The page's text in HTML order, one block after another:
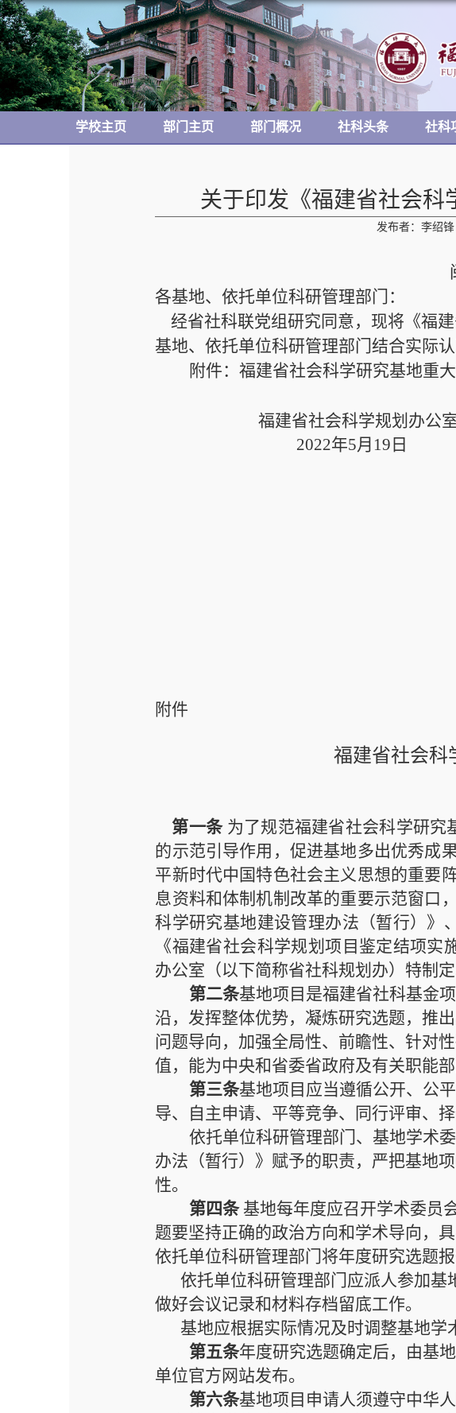
学校主页 部门主页 部门概况 社科头条 社科
关于印发《福建省社会科
发布者：李绍锋
各基地、依托单位科研管理部门：
经省社科联党组研究同意， 现将《福
基地、依托单位科研管理部门结合实际认
附件：福建省社会科学研究基地重
福建省社会科学规划办公
2022年5月 19 日
附件
福建省社会科
第一条 为了规范福建省社会科学研究
的示范引导作用，促进基地多出优秀成
平新时代中国特色社会主义思想的重要
息资料和体制机制 改革的重要示范窗口
科学研究基地建设管理办法（暂行）》 、
《福建省社会科学规划项目鉴定结项实
办公室（以下简称省社科规划办）特制定
第二条基地项目是福建省社科基金
沿，发挥整体优势， 凝炼研究选题，推
问题导向，加强全局性、前瞻性、针对
值，能为中央和省委省政府及有关职能
第三条基地项目应当遵循公开、公
导、自主申请、平等竞争、同行评审、择
依托单位科研管理部门、 基地学术
办法（暂行）》赋予的职责，严把基地
性。
第四条 基地每年度应召开学术委员
题要坚持正确的政治方向和学术导向，
依托单位科研管理部门将年度研究选题
依托单位科研管理部门应派人参加基
做好会议记录和材料存档留底工作。
基地应根据实际情况及时调整基地学
第五条年度研究选题确定后，由基
单位官方网站发布。
第六条基地项目申请人须遵守中华